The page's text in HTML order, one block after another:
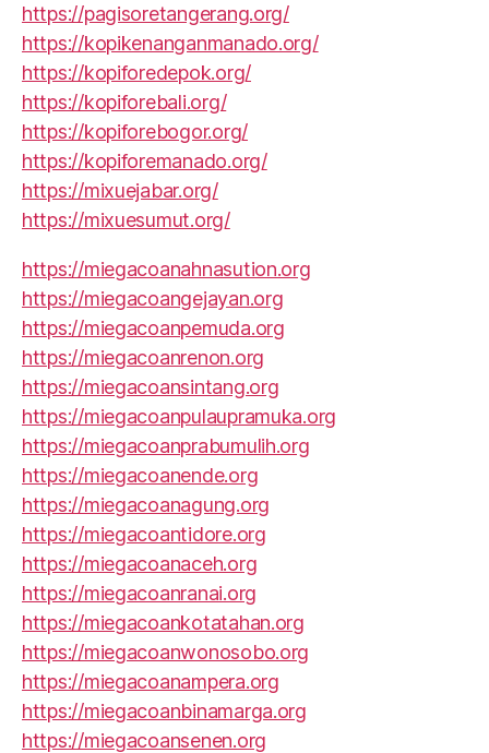
https://pagisoretangerang.org/
https://kopikenanganmanado.org/
https://kopiforedepok.org/
https://kopiforebali.org/
https://kopiforebogor.org/
https://kopiforemanado.org/
https://mixuejabar.org/
https://mixuesumut.org/
https://miegacoanahnasution.org
https://miegacoangejayan.org
https://miegacoanpemuda.org
https://miegacoanrenon.org
https://miegacoansintang.org
https://miegacoanpulaupramuka.org
https://miegacoanprabumulih.org
https://miegacoanende.org
https://miegacoanagung.org
https://miegacoantidore.org
https://miegacoanaceh.org
https://miegacoanranai.org
https://miegacoankotatahan.org
https://miegacoanwonosobo.org
https://miegacoanampera.org
https://miegacoanbinamarga.org
https://miegacoansenen.org